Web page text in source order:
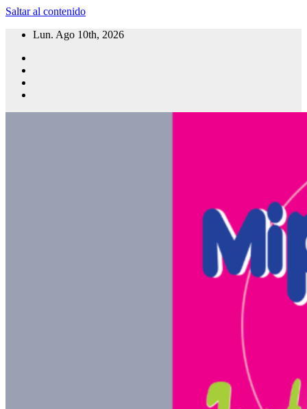
Saltar al contenido
Lun. Ago 10th, 2026